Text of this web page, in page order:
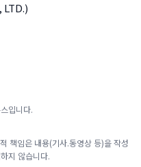
LTD.)
입니다.
책임은 내용(기사.동영상 등)을 작성
지 않습니다.